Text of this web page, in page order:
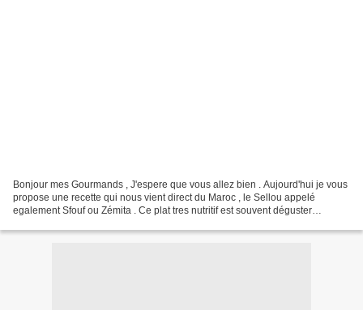
Bonjour mes Gourmands , J'espere que vous allez bien . Aujourd'hui je vous
propose une recette qui nous vient direct du Maroc , le Sellou appelé
egalement Sfouf ou Zémita . Ce plat tres nutritif est souvent déguster